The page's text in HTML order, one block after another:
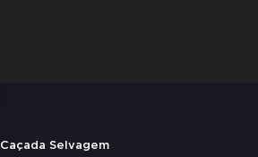
Caçada Selvagem